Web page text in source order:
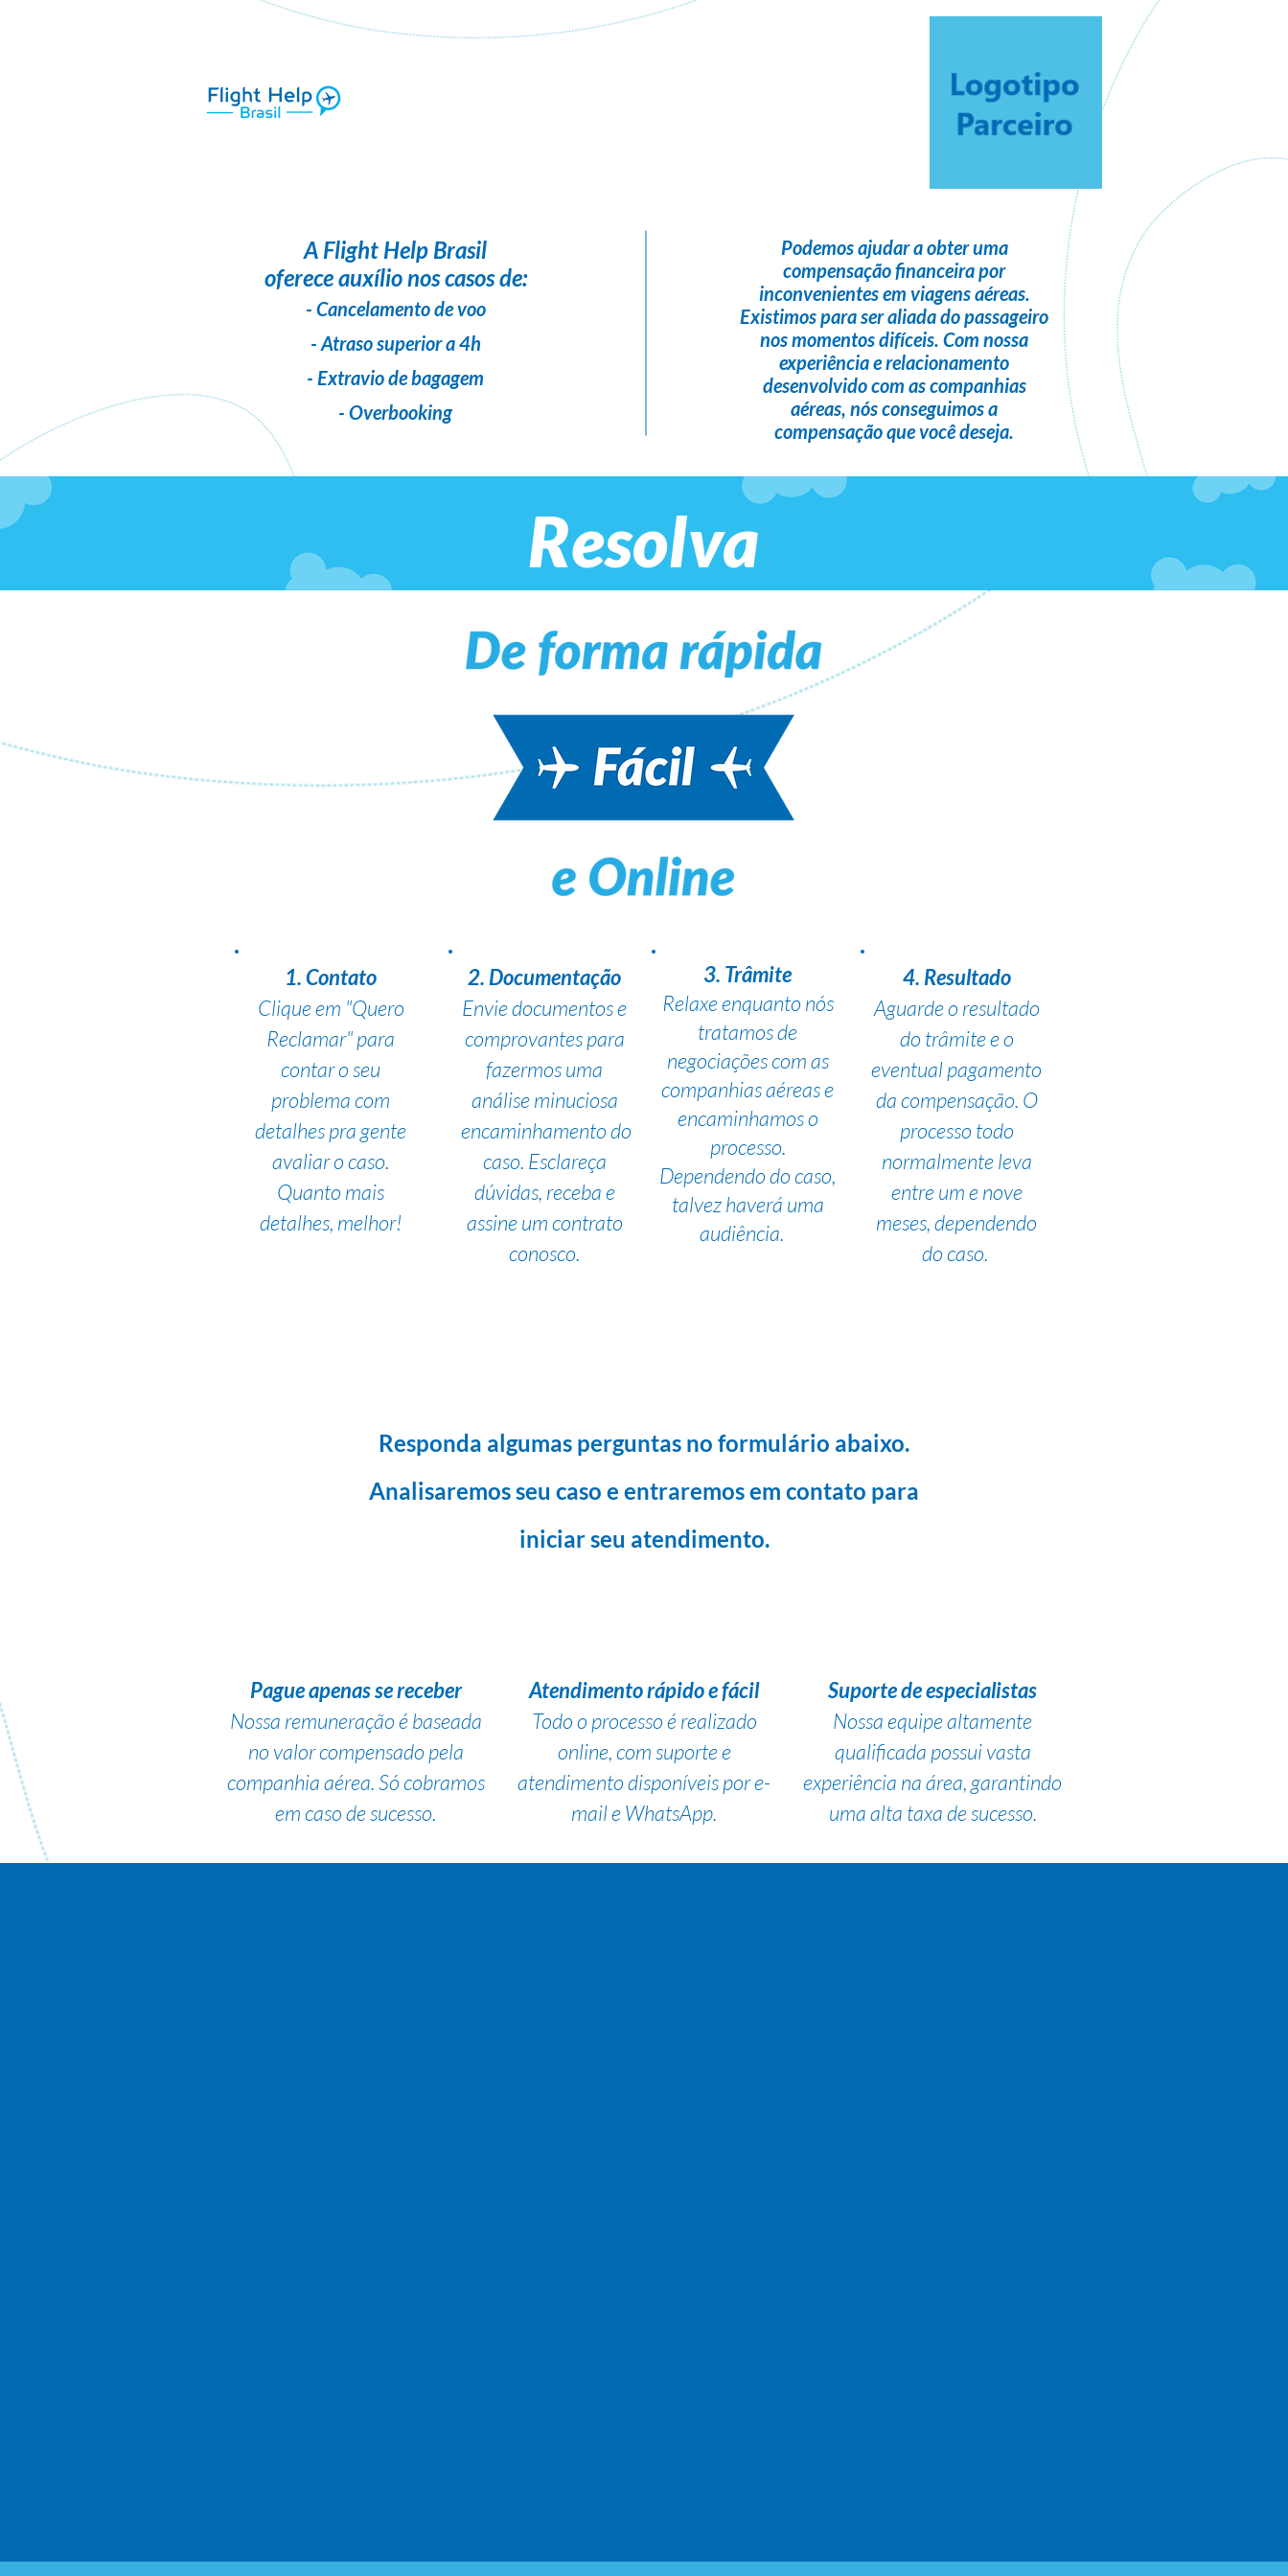
A Flight Help Brasil
oferece auxílio nos casos de:
- Cancelamento de voo
- Atraso superior a 4h
- Extravio de bagagem
- Overbooking
Podemos ajudar a obter uma
compensação financeirapor
inconvenientes em viagens aéreas.
Existimos para seraliada do passageiro
nos momentos difíceis. Com nossa
experiência e relacionamento
desenvolvido com as companhias
aéreas, nós conseguimos a
compensação que você deseja.
Resolva
1. Contato
Clique em "Quero
Reclamar" para
contar o seu
problema com
detalhes pra gente
avaliar o caso.
Quanto mais
detalhes, melhor!
2. Documentação
Envie documentos e
comprovantes para
fazermos uma
análise minuciosa
encaminhamento do
caso. Esclareça
dúvidas, receba e
assine um contrato
conosco.
3. Trâmite
Relaxe enquanto nós
tratamos de
negociações com as
companhias aéreas e
encaminhamos o
processo.
Dependendo do caso,
talvez haverá uma
audiência.
4. Resultado
Aguarde o resultado
do trâmite e o
eventual pagamento
da compensação. O
processo todo
normalmente leva
entre um e nove
meses, dependendo
do caso.
Responda algumas perguntas no formulário abaixo.
Analisaremos seu caso e entraremos em contato para
iniciar seu atendimento.
Pague apenas se receber
Nossa remuneração é baseada
no valor compensado pela
companhia aérea. Só cobramos
em caso de sucesso.
Atendimento rápido e fácil
Todo o processo é realizado
online, com suporte e
atendimento disponíveis por e-
mail e WhatsApp.
Suporte de especialistas
Nossa equipe altamente
qualificada possui vasta
experiência na área, garantindo
uma alta taxa de sucesso.